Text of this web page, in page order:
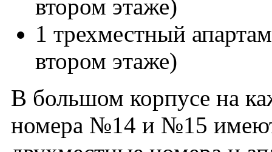
втором этаже)
1 трехместный
втором этаже)
В большом корпусе на
номера №14 и №15